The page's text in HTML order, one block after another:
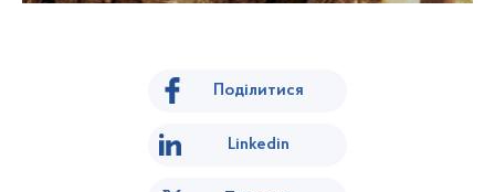
Поділитися
Linkedin